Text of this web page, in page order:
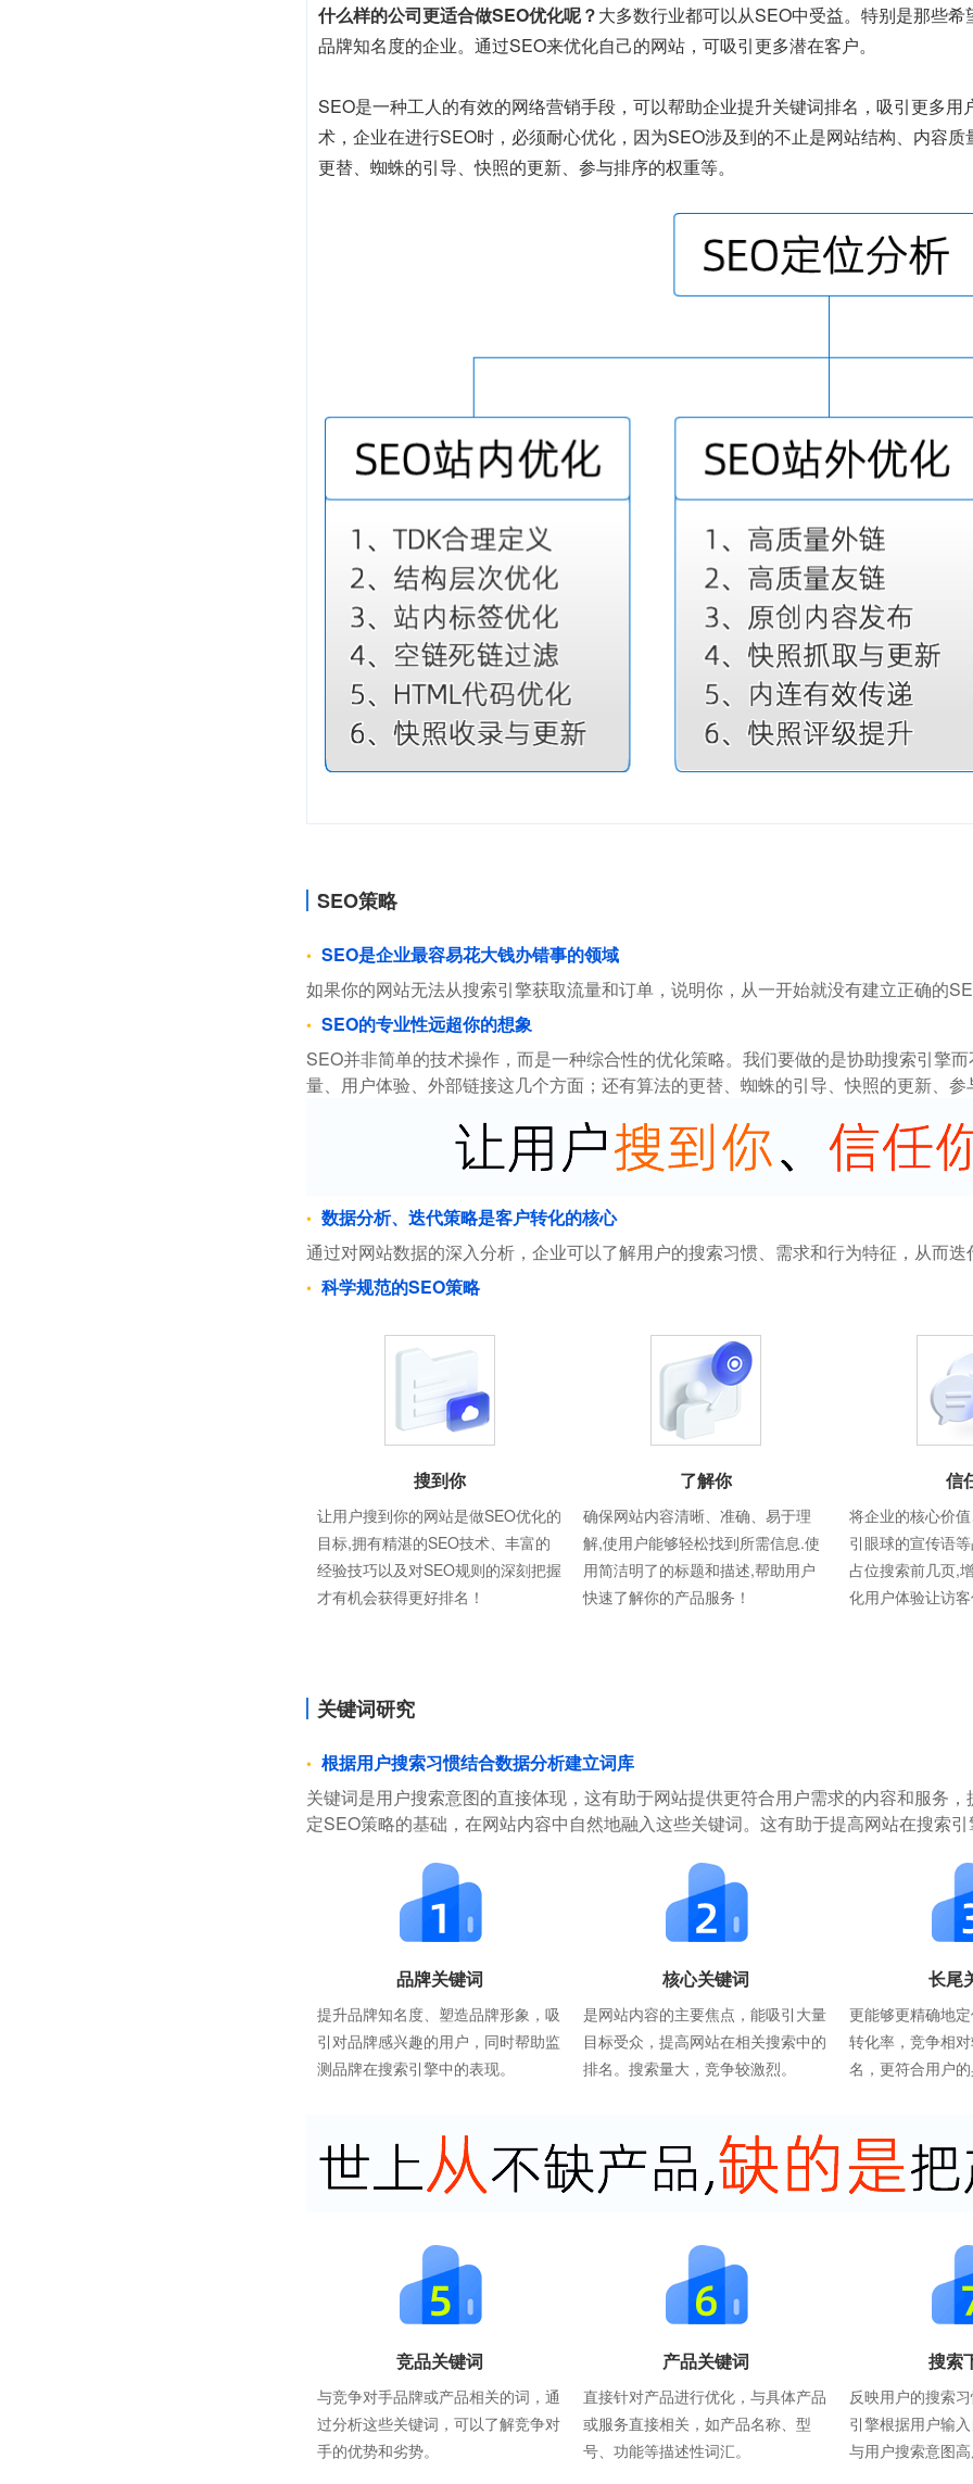
什么样的公司更适合做SEO优化呢？大多数行业都可以从SEO中受益。特别是那些
品牌知名度的企业。通过SEO来优化自己的网站，可吸引更多潜在客户。
SEO是一种工人的有效的网络营销手段，可以帮助企业提升关键词排名，吸引更多
术，企业在进行SEO时，必须耐心优化，因为SEO涉及到的不止是网站结构、内容
更替、蜘蛛的引导、快照的更新、参与排序的权重等。
SEO策略
SEO是企业最容易花大钱办错事的领域
如果你的网站无法从搜索引擎获取流量和订单，说明你，从一开始就没有建立正确的
SEO的专业性远超你的想象
SEO并非简单的技术操作，而是一种综合性的优化策略。我们要做的是协助搜索引擎
量、用户体验、外部链接这几个方面；还有算法的更替、蜘蛛的引导、快照的更新、
数据分析、迭代策略是客户转化的核心
通过对网站数据的深入分析，企业可以了解用户的搜索习惯、需求和行为特征，从而
科学规范的SEO策略
搜到你
让用户搜到你的网站是做SEO优化的
目标,拥有精湛的SEO技术、丰富的
经验技巧以及对SEO规则的深刻把握
才有机会获得更好排名！
了解你
确保网站内容清晰、准确、易于理
解,使用户能够轻松找到所需信息.使
用简洁明了的标题和描述,帮助用户
快速了解你的产品服务！
信
将企业的核心价
引眼球的宣传语
占位搜索前几页,
化用户体验让访
关键词研究
根据用户搜索习惯结合数据分析建立词库
关键词是用户搜索意图的直接体现，这有助于网站提供更符合用户需求的内容和服务
定SEO策略的基础，在网站内容中自然地融入这些关键词。这有助于提高网站在搜索
品牌关键词
提升品牌知名度、塑造品牌形象，吸
引对品牌感兴趣的用户，同时帮助监
测品牌在搜索引擎中的表现。
核心关键词
是网站内容的主要焦点，能吸引大量
目标受众，提高网站在相关搜索中的
排名。搜索量大，竞争较激烈。
长尾
更能够更精确地
转化率，竞争相
名，更符合用户
竞品关键词
与竞争对手品牌或产品相关的词，通
过分析这些关键词，可以了解竞争对
手的优势和劣势。
产品关键词
直接针对产品进行优化，与具体产品
或服务直接相关，如产品名称、型
号、功能等描述性词汇。
搜索
反映用户的搜索
引擎根据用户输
与用户搜索意图